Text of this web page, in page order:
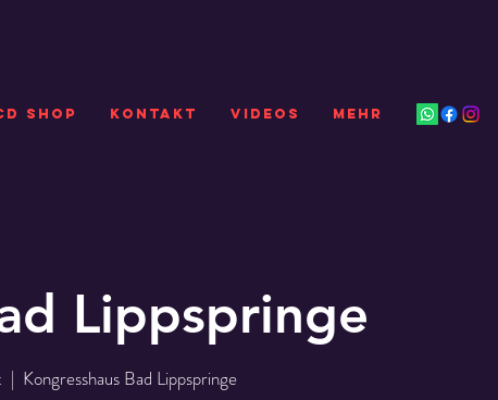
SHOP Kontakt VIDEOS Mehr
Lippspringe
  |
Kongresshaus Bad Lippspringe